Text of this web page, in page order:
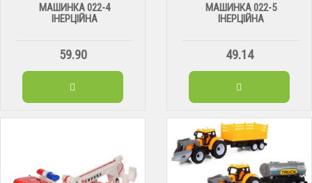
МАШИНКА 022-4
ІНЕРЦІЙНА
59.90
МАШИНКА 022-5
ІНЕРЦІЙНА
49.14